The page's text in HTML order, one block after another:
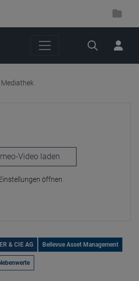
Suche
Mediathek
laden
öffnen
& CIE AG Bellevue Asset Management